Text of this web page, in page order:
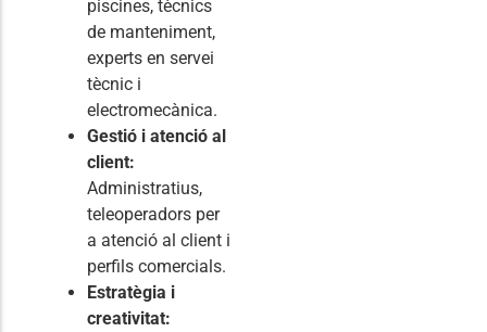
piscines, tècnics
de manteniment,
experts en servei
tècnic i
electromecànica.
Gestió i atenció al
client:
Administratius,
teleoperadors per
a atenció al client i
perfils comercials.
Estratègia i
creativitat: